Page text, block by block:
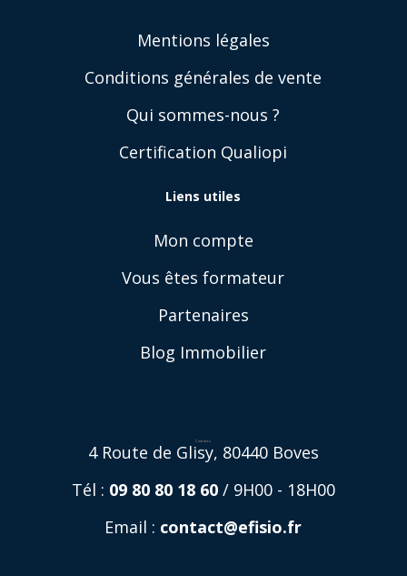
Mentions légales
Conditions générales de vente
Qui sommes-nous ?
Certification Qualiopi
Liens utiles
Mon compte
Vous êtes formateur
Partenaires
Blog Immobilier
Contacts
4 Route de Glisy, 80440 Boves
Tél : 09 80 80 18 60/ 9H00 - 18H00
Email : contact@efisio.fr